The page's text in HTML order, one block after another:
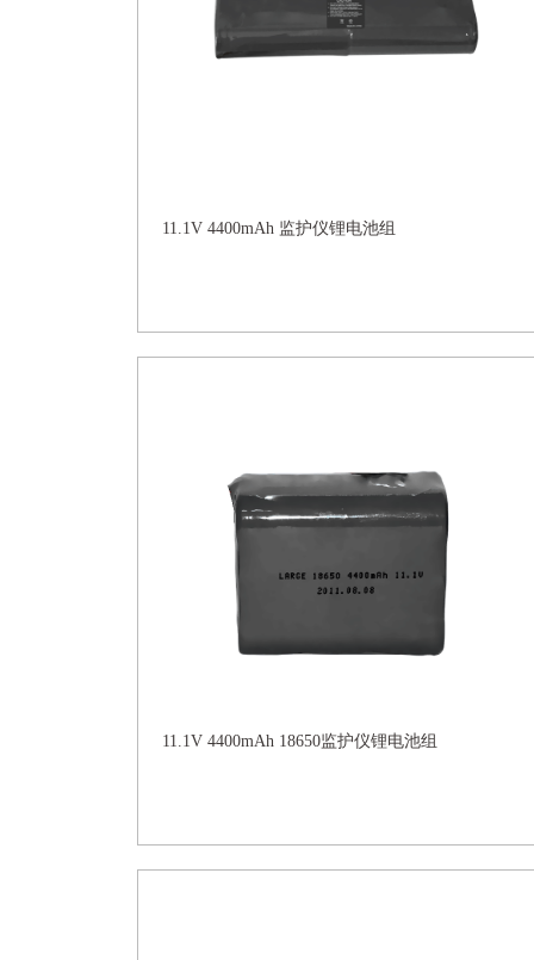
11.1V 4400mAh 监护仪锂电池组
11.1V 4400mAh 18650监护仪锂电池组